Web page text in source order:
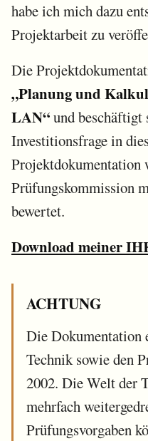
habe ich mich dazu
Projektarbeit zu
Die
„Planung und
LAN“und
Investitionsfrage in
Projektdokumentation
Prüfungskommission
bewertet.
Download meiner
ACHTUNG
Die Dokumentation
Technik sowie den
2002. Die Welt der
mehrfach
Prüfungsvorgaben